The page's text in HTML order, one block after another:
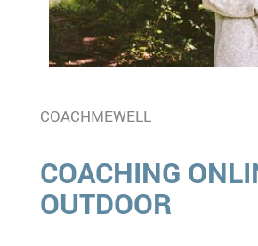
COACHMEWELL
COACHING
OUTDOOR